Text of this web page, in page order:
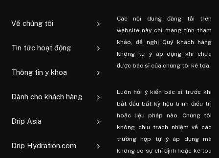
Về chúng tôi
Tin tức hoạt động
Thông tin y khoa
Dành cho khách hàng
Drip Asia
Drip Hydration.com
Các nội dung đăng tải trên
website này chỉ mang tính tham
khảo, đề nghị Quý khách hàng
không tự ý áp dụng khi chưa
được bác sĩ của chúng tôi kê toa.
Luôn hỏi ý kiến ​​bác sĩ trước khi
bắt đầu bất kỳ liệu trình điều trị
hoặc liệu pháp nào. Chúng tôi
không chịu trách nhiệm về các
trường hợp tự ý áp dụng mà
không có sự chỉ định hoặc kê toa